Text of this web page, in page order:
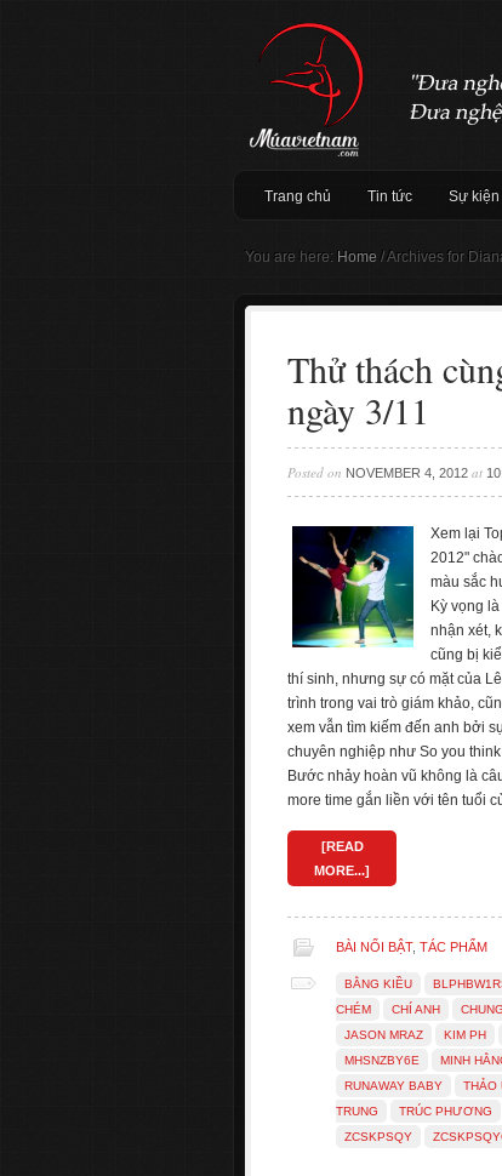
Trang chủ Tin tức Sự kiện
You are here: Home /Archives for
Thử thách
ngày 3/11
Posted on NOVEMBER 4, 2012 at
Xem lại
2012"
màu sắc
Kỳ vọng
nhận xét,
cũng bị
thí sinh, nhưng sự có mặt của
trình trong vai trò giám khảo,
xem vẫn tìm kiếm đến anh bởi
chuyên nghiệp như So you
Bước nhảy hoàn vũ không là
more time gắn liền với tên tuổi
[READ
MORE...]
BÀI NỔI BẬT, TÁC PHẨM
BẰNG KIỀU
CHÉM
CHÍ ANH
JASON MRAZ
KIM PH
MHSNZBY6E
MINH
RUNAWAY BABY
THẢO
TRUNG
TRÚC PHƯƠNG
ZCSKPSQY